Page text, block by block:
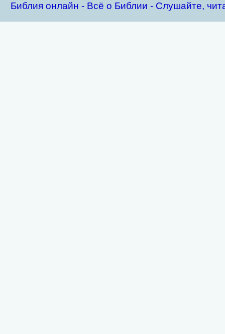
Библия oнлайн - Всё о Библии - Слушайте,